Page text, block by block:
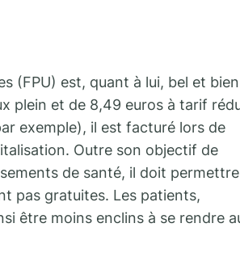
(FPU) est, quant à lui, bel et bien
plein et de 8,49 euros à tarif
exemple), il est facturé lors de
Outre son objectif de
de santé, il doit permettre
pas gratuites. Les patients,
être moins enclins à se rendre